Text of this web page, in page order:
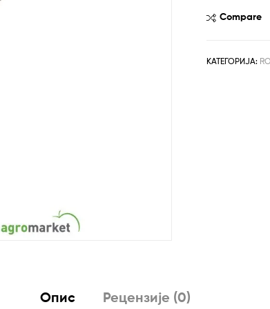
sa
количина
Compare
КАТЕГОРИЈА:
Опис Рецензије (0)